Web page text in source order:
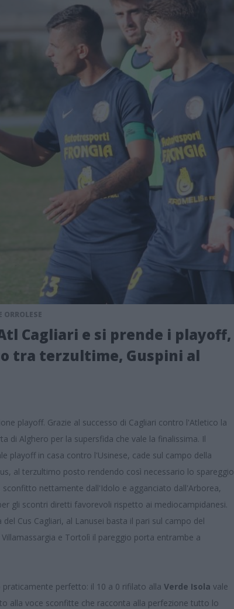
Cagliari e si prende i playoff,
tra terzultime, Guspini al
playoff. Grazie al successo di Cagliari contro l'Atletico la
di Alghero per la supersfida che vale la finalissima. Il
playoff in casa contro l'Usinese, cade sul campo della
al terzultimo posto rendendo così necessario lo spareggio
nettamente dall'Idolo e agganciato dall'Arborea,
gli scontri diretti favorevoli rispetto ai mediocampidanesi.
Cus Cagliari, al Lanusei basta il pari sul campo del
e Tortolì il pareggio porta entrambe a
perfetto: il 10 a 0 rifilato alla Verde Isola vale
alla voce sconfitte che racconta alla perfezione tutto lo